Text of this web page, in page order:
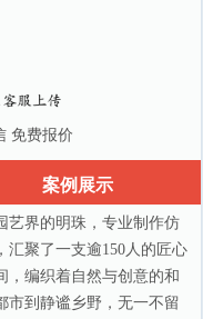
免费报价
案例展示
艺界的明珠，专业制作仿
汇聚了一支逾150人的匠心
，编织着自然与创意的和
市到静谧乡野，无一不留